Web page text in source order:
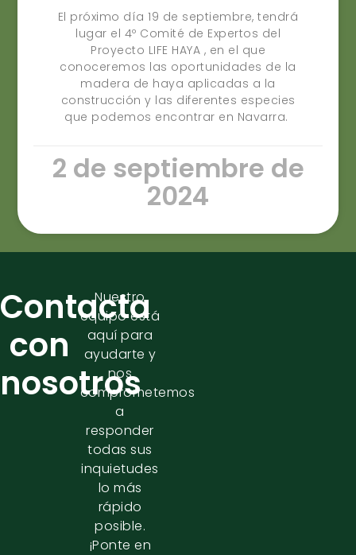
El próximo día 19 de septiembre, tendrá
lugar el 4º Comité de Expertos del
Proyecto LIFE HAYA , en el que
conoceremos las oportunidades de la
madera de haya aplicadas a la
construcción y las diferentes especies
que podemos encontrar en Navarra.
2 de septiembre de
2024
Contacta
con
nosotros
Nuestro
equipo está
aquí para
ayudarte y
nos
comprometemos
a
responder
todas sus
inquietudes
lo más
rápido
posible.
¡Ponte en